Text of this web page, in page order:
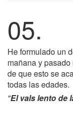
05.
He formulado un
mañana y
de que esto se
todas las edades.
"El vals lento de